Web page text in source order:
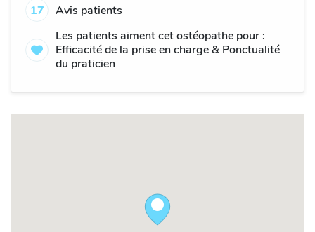
17
Avis patients
Les patients aiment cet ostéopathe pour :
Efficacité de la prise en charge & Ponctualité
du praticien